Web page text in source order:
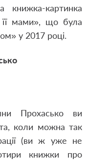
книжка-картинка
мами», що була
у 2017 році.
Прохасько ви
та, коли можна так
(ви ж уже не
книжки про